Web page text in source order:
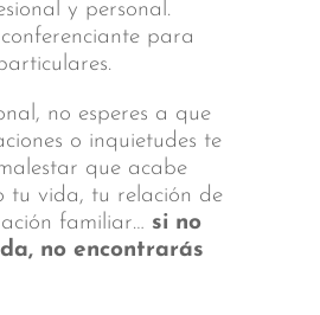
y personal.
para
no esperes a que
o inquietudes te
que acabe
tu vida, tu relación de
familiar… si no
no encontrarás